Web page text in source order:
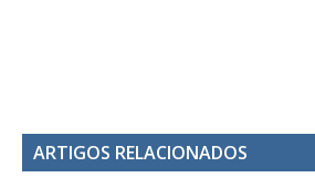
ARTIGOS RELACIONADOS